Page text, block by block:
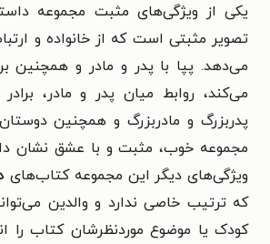
یکی از ویژگی‌های مثبت مجموعه
تصویر مثبتی است که از خانواده و
می‌دهد. پپا با پدر و مادر و همچنین
می‌کند، روابط میان پدر و مادر،
پدربزرگ و مادربزرگ و همچنین
مجموعه خوب، مثبت و با عشق نشان
ویژگی‌های دیگر این مجموعه کتاب‌های
که ترتیب خاصی ندارد و والدین
کودک یا موضوع موردنظرشان کتاب را